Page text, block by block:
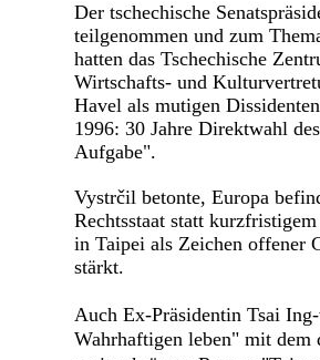
Der tschechische
teilgenommen und zum
hatten das Tschechische
Wirtschafts- und
Havel als mutigen
1996: 30 Jahre Direktwahl
Aufgabe".
Vystrčil betonte, Europa
Rechtsstaat statt
in Taipei als Zeichen offener
stärkt.
Auch Ex‑Präsidentin Tsai
Wahrhaftigen leben" mit dem